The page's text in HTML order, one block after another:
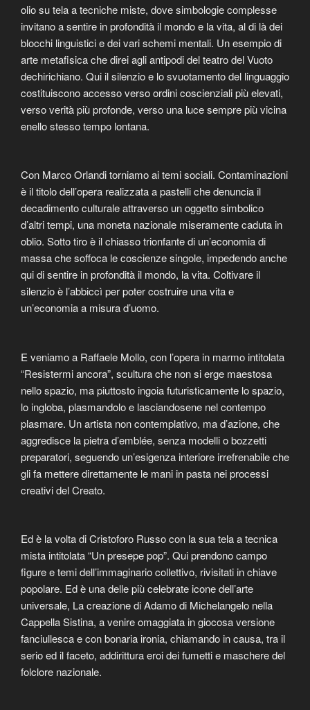
olio su tela a tecniche miste, dove simbologie complesse
invitano a sentire in profondità il mondo e la vita, al di là dei
blocchi linguistici e dei vari schemi mentali. Un esempio di
arte metafisica che direi agli antipodi del teatro del Vuoto
dechirichiano. Qui il silenzio e lo svuotamento del linguaggio
costituiscono accesso verso ordini coscienziali più elevati,
verso verità più profonde, verso una luce sempre più vicina
enello stesso tempo lontana.
Con Marco Orlandi torniamo ai temi sociali. Contaminazioni
è il titolo dell’opera realizzata a pastelli che denuncia il
decadimento culturale attraverso un oggetto simbolico
d’altri tempi, una moneta nazionale miseramente caduta in
oblio. Sotto tiro è il chiasso trionfante di un’economia di
massa che soffoca le coscienze singole, impedendo anche
qui di sentire in profondità il mondo, la vita. Coltivare il
silenzio è l’abbiccì per poter costruire una vita e
un’economia a misura d’uomo.
E veniamo a Raffaele Mollo, con l’opera in marmo intitolata
“Resistermi ancora”, scultura che non si erge maestosa
nello spazio, ma piuttosto ingoia futuristicamente lo spazio,
lo ingloba, plasmandolo e lasciandosene nel contempo
plasmare. Un artista non contemplativo, ma d’azione, che
aggredisce la pietra d’emblée, senza modelli o bozzetti
preparatori, seguendo un’esigenza interiore irrefrenabile che
gli fa mettere direttamente le mani in pasta nei processi
creativi del Creato.
Ed è la volta di Cristoforo Russo con la sua tela a tecnica
mista intitolata “Un presepe pop”. Qui prendono campo
figure e temi dell’immaginario collettivo, rivisitati in chiave
popolare. Ed è una delle più celebrate icone dell’arte
universale, La creazione di Adamo di Michelangelo nella
Cappella Sistina, a venire omaggiata in giocosa versione
fanciullesca e con bonaria ironia, chiamando in causa, tra il
serio ed il faceto, addirittura eroi dei fumetti e maschere del
folclore nazionale.